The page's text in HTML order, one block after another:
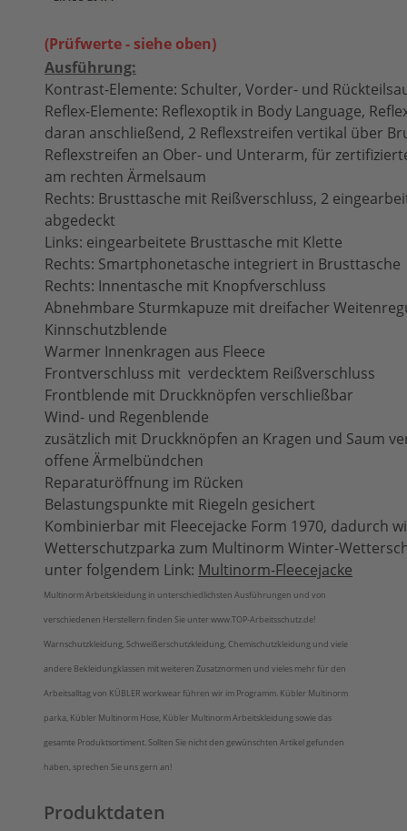
(Prüfwerte - siehe oben)
Ausführung:
Kontrast-Elemente: Schulter, Vorder- und
Reflex-Elemente: Reflexoptik in Body Language,
daran anschließend, 2 Reflexstreifen vertikal über
Reflexstreifen an Ober- und Unterarm, für
am rechten Ärmelsaum
Rechts: Brusttasche mit Reißverschluss, 2
abgedeckt
Links: eingearbeitete Brusttasche mit Klette
Rechts: Smartphonetasche integriert in Brusttasche
Rechts: Innentasche mit Knopfverschluss
Abnehmbare Sturmkapuze mit dreifacher
Kinnschutzblende
Warmer Innenkragen aus Fleece
Frontverschluss mit verdecktem Reißverschluss
Frontblende mit Druckknöpfen verschließbar
Wind- und Regenblende
zusätzlich mit Druckknöpfen an Kragen und Saum
offene Ärmelbündchen
Reparaturöffnung im Rücken
Belastungspunkte mit Riegeln gesichert
Kombinierbar mit Fleecejacke Form 1970, dadurch
Wetterschutzparka zum Multinorm Winter-
unter folgendem Link: Multinorm-Fleecejacke
Multinorm Arbeitskleidung in unterschiedlichsten Ausführungen und von
verschiedenen Herstellern finden Sie unter www.TOP-Arbeitsschutz.de!
Warnschutzkleidung, Schweißerschutzkleidung, Chemischutzkleidung und viele
andere Bekleidungklassen mit weiteren Zusatznormen und vieles mehr für den
Arbeitsalltag von KÜBLER workwear führen wir im Programm. Kübler Multinorm
parka, Kübler Multinorm Hose, Kübler Multinorm Arbeitskleidung sowie das
gesamte Produktsortiment. Sollten Sie nicht den gewünschten Artikel gefunden
haben, sprechen Sie uns gern an!
Produktdaten